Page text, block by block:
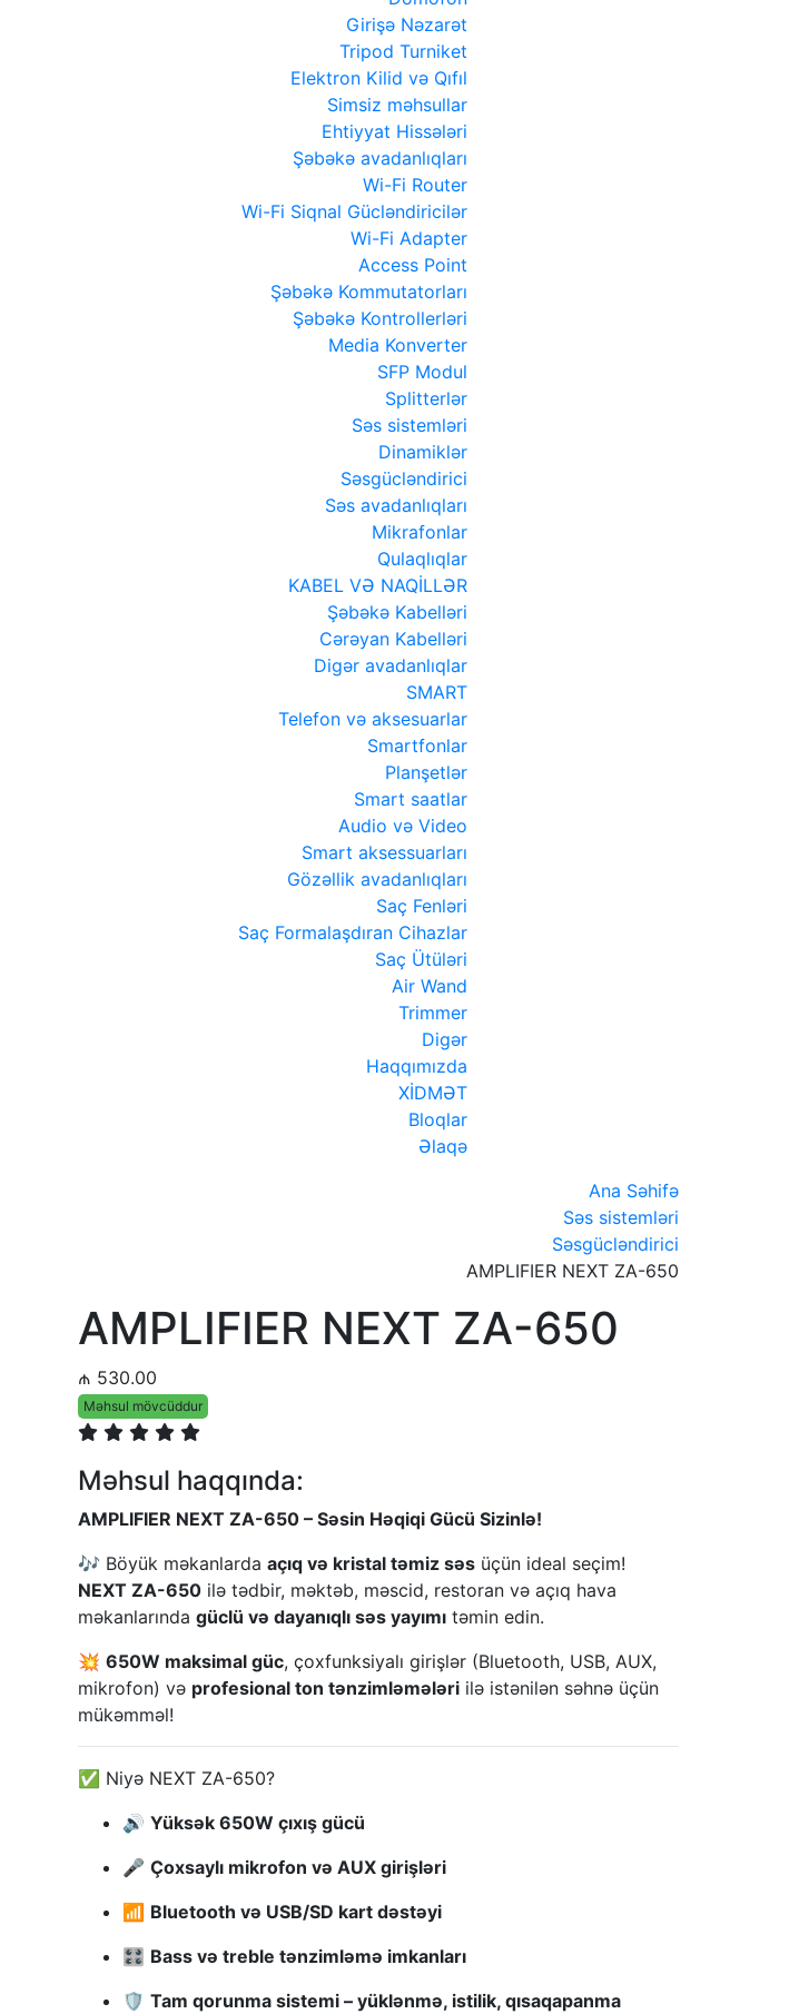
Girişə Nəzarət
Tripod Turniket
Elektron Kilid və Qıfıl
Simsiz məhsullar
Ehtiyyat Hissələri
Şəbəkə avadanlıqları
Wi-Fi Router
Wi-Fi Siqnal Gücləndiricilər
Wi-Fi Adapter
Access Point
Şəbəkə Kommutatorları
Şəbəkə Kontrollerləri
Media Konverter
SFP Modul
Splitterlər
Səs sistemləri
Dinamiklər
Səsgücləndirici
Səs avadanlıqları
Mikrafonlar
Qulaqlıqlar
KABEL VƏ NAQİLLƏR
Şəbəkə Kabelləri
Cərəyan Kabelləri
Digər avadanlıqlar
SMART
Telefon və aksesuarlar
Smartfonlar
Planşetlər
Smart saatlar
Audio və Video
Smart aksessuarları
Gözəllik avadanlıqları
Saç Fenləri
Saç Formalaşdıran Cihazlar
Saç Ütüləri
Air Wand
Trimmer
Digər
Haqqımızda
XİDMƏT
Bloqlar
Əlaqə
Ana Səhifə
Səs sistemləri
Səsgücləndirici
AMPLIFIER NEXT ZA-650
AMPLIFIER NEXT ZA-650
₼ 530.00
Məhsul mövcüddur
Məhsul haqqında:
AMPLIFIER NEXT ZA-650 – Səsin Həqiqi Gücü Sizinlə!
🎶 Böyük məkanlarda açıq və kristal təmiz səs üçün ideal seçim!
NEXT ZA-650 ilə tədbir, məktəb, məscid, restoran və açıq hava
məkanlarında güclü və dayanıqlı səs yayımı təmin edin.
💥 650W maksimal güc, çoxfunksiyalı girişlər (Bluetooth, USB, AUX,
mikrofon) və profesional ton tənzimləmələri ilə istənilən səhnə üçün
mükəmməl!
✅ Niyə NEXT ZA-650?
🔊 Yüksək 650W çıxış gücü
🎤 Çoxsaylı mikrofon və AUX girişləri
📶 Bluetooth və USB/SD kart dəstəyi
🎛️ Bass və treble tənzimləmə imkanları
🛡️ Tam qorunma sistemi – yüklənmə, istilik, qısaqapanma